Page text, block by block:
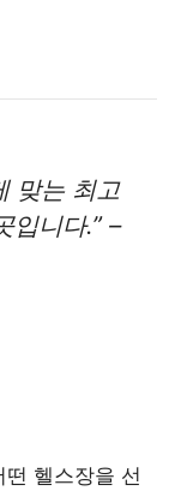
맞는 최고
입니다.” –
헬스장을 선